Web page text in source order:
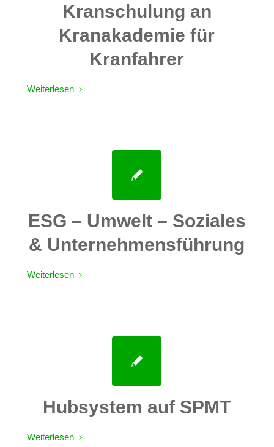
Kranschulung an
Kranakademie für
Kranfahrer
Weiterlesen
ESG – Umwelt – Soziales
& Unternehmensführung
Weiterlesen
Hubsystem auf SPMT
Weiterlesen